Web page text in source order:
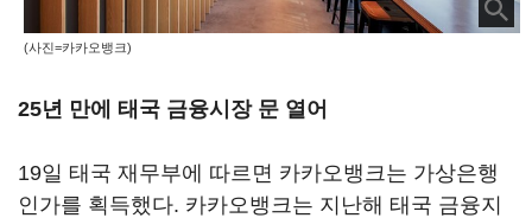
(사진=카카오뱅크)
25년 만에 태국 금융시장 문 열어
19일 태국 재무부에 따르면 카카오뱅크는 가상은행
인가를 획득했다. 카카오뱅크는 지난해 태국 금융지